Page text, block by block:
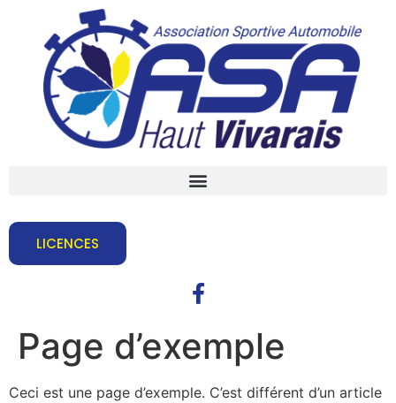
LICENCES
Page d’exemple
Ceci est une page d’exemple. C’est différent d’un article